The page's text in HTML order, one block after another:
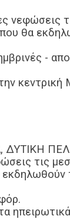
νεφώσεις
θα
-
ΔΥΤΙΚΗ
τις